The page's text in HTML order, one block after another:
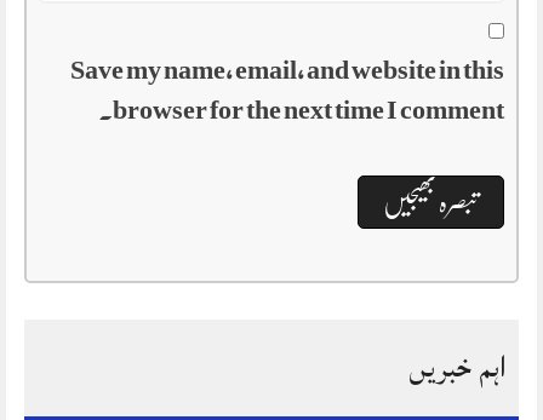
Save my name, email, and website in this
browser for the next time I comment.
اہم خبریں